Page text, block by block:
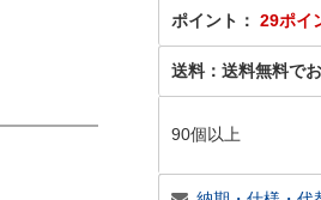
ポイント： 29ポイ
送料： 送料無料で
90個以上